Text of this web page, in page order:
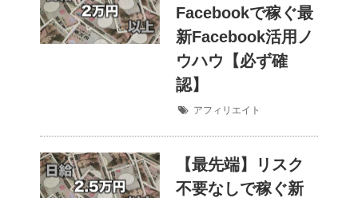
Facebookで稼ぐ最
新Facebook活用ノ
ウハウ【必ず確
認】
アフィリエイト
【最先端】リスク
不要なしで稼ぐ新